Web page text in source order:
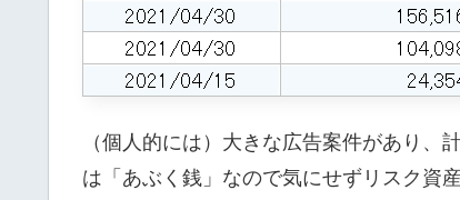
（個人的には）大きな広告案件があり
は「あぶく銭」なので気にせずリスク資